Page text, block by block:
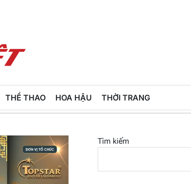
THỂ THAO HOA HẬU THỜI TRANG
Tìm kiếm